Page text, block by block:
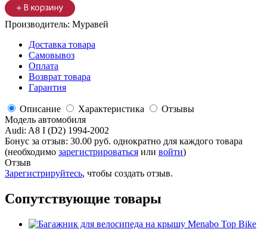
Производитель: Муравей
Доставка товара
Самовывоз
Оплата
Возврат товара
Гарантия
Описание Характеристика
Отзывы
Модель автомобиля
Audi: A8 I (D2) 1994-2002
Бонус за отзыв: 30.00 руб. однократно для каждого товара
(необходимо зарегистрироваться или войти)
Отзыв
Зарегистрируйтесь, чтобы создать отзыв.
Сопутствующие товары